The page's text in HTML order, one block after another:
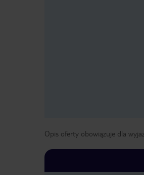
Opis oferty obowiązuje dla